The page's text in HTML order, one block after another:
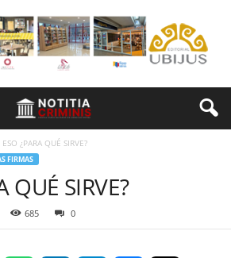
ESO ¿PARA QUÉ SIRVE?
FIRMAS
QUÉ SIRVE?
685 0